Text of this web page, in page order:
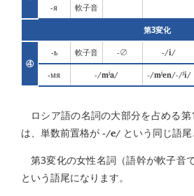
-я 軟子音
第3変化
④
-ь 軟子音 -∅ -/i/
-мя -/mʲa/ -/mʲen/-/ʲi/
ロシア語の名詞の大部分を占める
は、単数前置格が -/e/ という同じ語尾
第3変化の女性名詞（語幹が軟子音
という語尾になります。